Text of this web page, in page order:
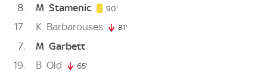
8 M Stamenic 90'
17 K Barbarouses 81'
7 M Garbett
19
B Old 65'